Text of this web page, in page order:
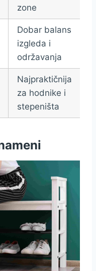
zone
Dobar balans
izgleda i
održavanja
Najpraktičnija
za hodnike i
stepeništa